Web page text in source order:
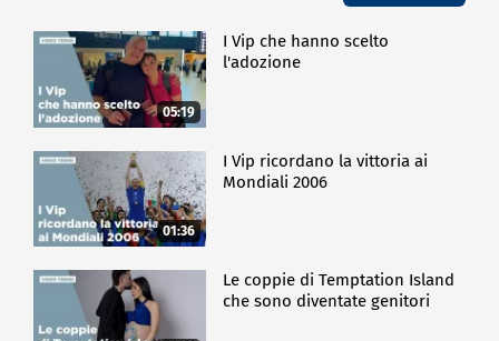
05:19
I Vip che hanno scelto
l'adozione
01:36
I Vip ricordano la vittoria ai
Mondiali 2006
Le coppie di Temptation Island
che sono diventate genitori